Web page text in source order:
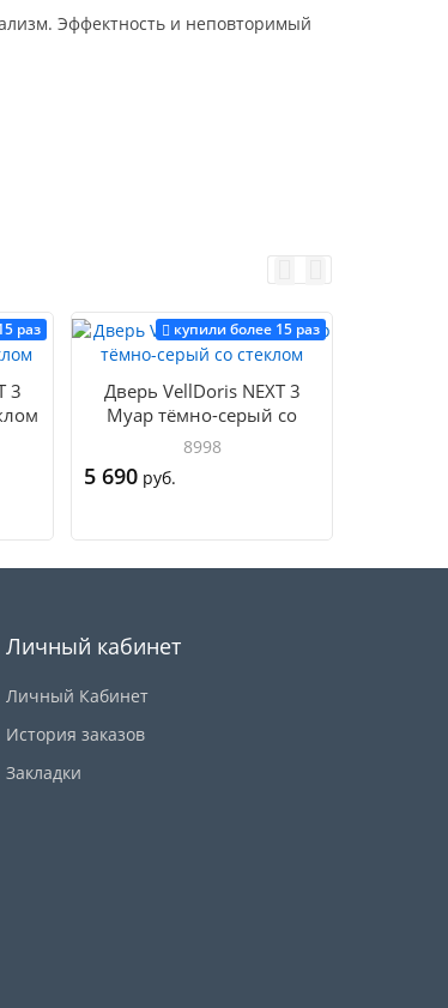
Эффектность и неповторимый
раз
3
купили более 15 раз
Дверь VellDoris NEXT 3
Муар тёмно-серый со
стеклом
8998
5 690 руб.
Личный кабинет
Личный Кабинет
История заказов
Закладки